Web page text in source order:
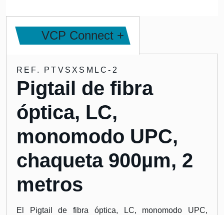
VCP Connect +
REF. PTVSXSMLC-2
Pigtail de fibra
óptica, LC,
monomodo UPC,
chaqueta 900µm, 2
metros
El Pigtail de fibra óptica, LC, monomodo UPC,